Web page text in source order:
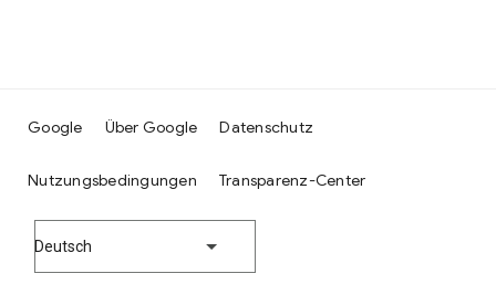
Google Über Google Datenschutz
Nutzungsbedingungen Transparenz-Center
Deutsch